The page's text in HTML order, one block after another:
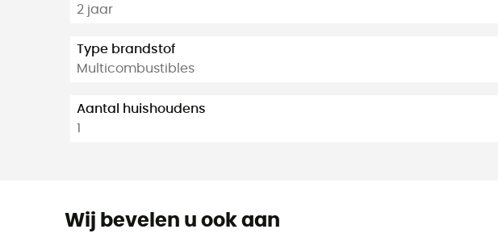
2 jaar
Type brandstof
Multicombustibles
Aantal huishoudens
1
Wij bevelen u ook aan